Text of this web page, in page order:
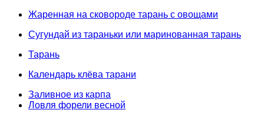
Жаренная на сковороде тарань с овощами
Сугундай из тараньки или маринованная тарань
Тарань
Календарь клёва тарани
Заливное из карпа
Ловля форели весной